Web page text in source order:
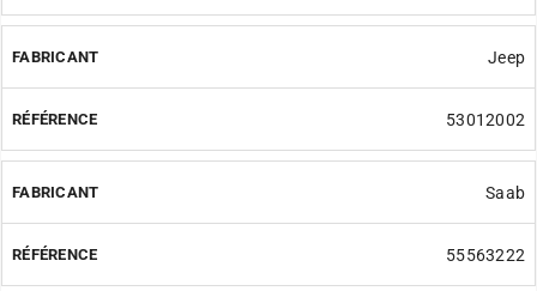
Jeep
53012002
Saab
55563222